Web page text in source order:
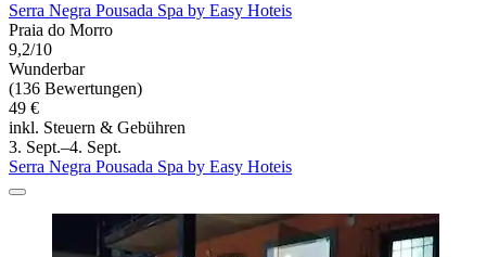
Serra Negra Pousada Spa by Easy Hoteis
Praia do Morro
9,2/10
Wunderbar
(136 Bewertungen)
49 €
inkl. Steuern & Gebühren
3. Sept.–4. Sept.
Serra Negra Pousada Spa by Easy Hoteis